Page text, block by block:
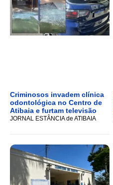
Criminosos invadem clínica
odontológica no Centro de
Atibaia e furtam televisão
JORNAL ESTÂNCIA de ATIBAIA